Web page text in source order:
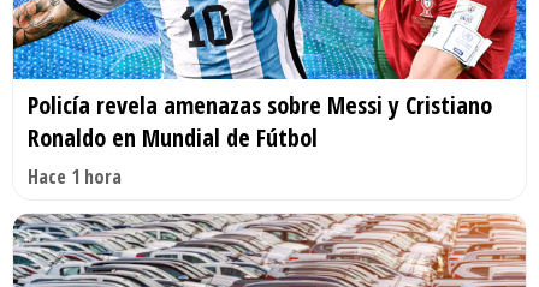
Policía revela amenazas sobre Messi y Cristiano
Ronaldo en Mundial de Fútbol
Hace 1 hora